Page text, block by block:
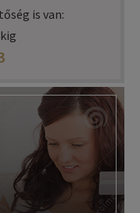
is van: